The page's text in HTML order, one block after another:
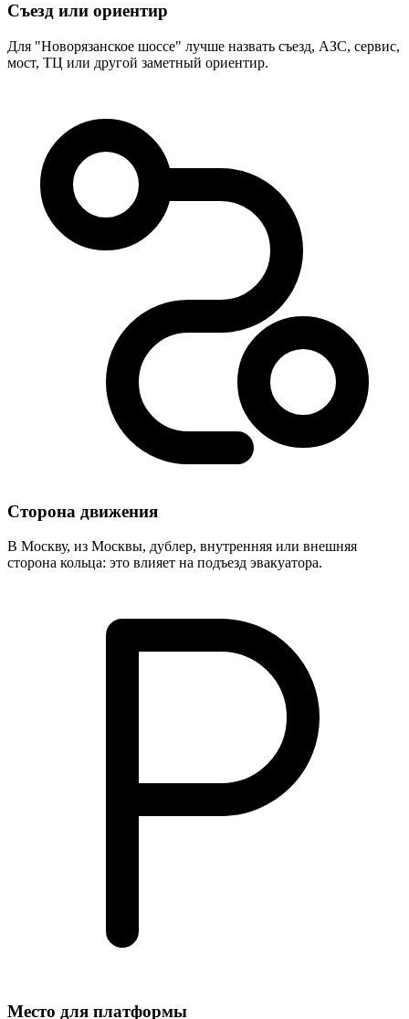
Съезд или ориентир
Для "Новорязанское шоссе" лучше назвать съезд, АЗС, сервис,
мост, ТЦ или другой заметный ориентир.
Сторона движения
В Москву, из Москвы, дублер, внутренняя или внешняя
сторона кольца: это влияет на подъезд эвакуатора.
Место для платформы